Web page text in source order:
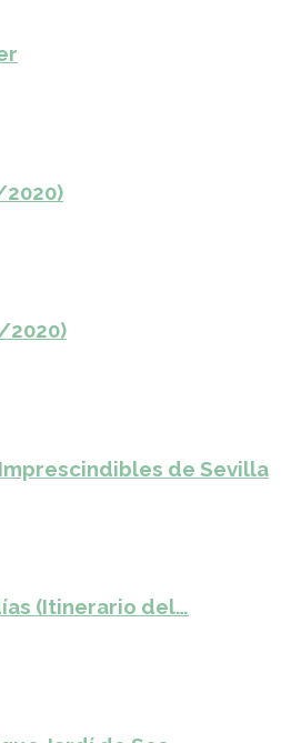
2020)
de Sevilla
(Itinerario del…